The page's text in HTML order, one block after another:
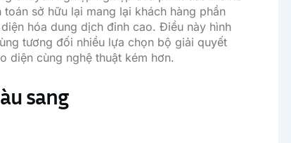
sở hữu lại mang lại khách hàng phần
hóa dung dịch đỉnh cao. Điều này hình
tương đối nhiều lựa chọn bộ giải quyết
diện cùng nghệ thuật kém hơn.
sang